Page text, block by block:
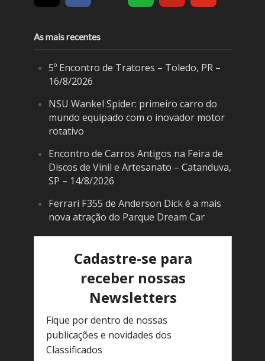
As mais recentes
5º Encontro de Tratores – Toledo, PR –
16/8/2026
NSU Wankel Spider: primeiro carro do
mundo equipado com o inovador motor
rotativo
Encontro de Carros Antigos na Feira de
Discos de Vinil e Artesanato – Catanduva,
SP – 14/8/2026
Ferrari F355 de Anderson Dick é a mais
nova atração do Parque Dream Car